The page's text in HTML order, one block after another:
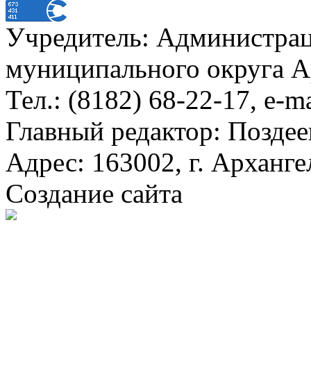
Учредитель:
муниципального округа
Тел.: (8182) 68-22-17, e-
Главный редактор:
Адрес: 163002, г.
Создание сайта